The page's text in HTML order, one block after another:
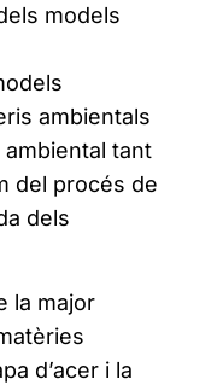
models
ambientals
tant
del procés de
dels
la major
d’acer i la